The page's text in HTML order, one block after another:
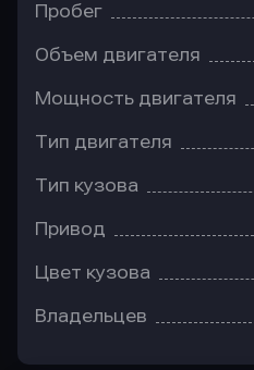
Пробег
Объем двигателя
Мощность двигателя
Тип двигателя
Тип кузова
Привод
Цвет кузова
Владельцев